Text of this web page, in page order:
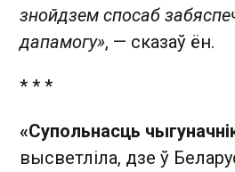
знойдзем спосаб
дапамогу», — сказаў ён.
* * *
«Супольнасць
высветліла, дзе ў